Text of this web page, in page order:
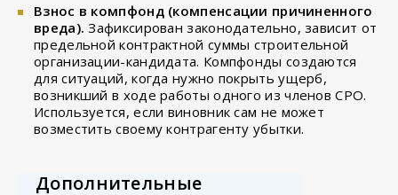
Взнос в компфонд (компенсации причиненного
вреда). Зафиксирован законодательно, зависит от
предельной контрактной суммы строительной
организации-кандидата. Компфонды создаются
для ситуаций, когда нужно покрыть ущерб,
возникший в ходе работы одного из членов СРО.
Используется, если виновник сам не может
возместить своему контрагенту убытки.
Дополнительные